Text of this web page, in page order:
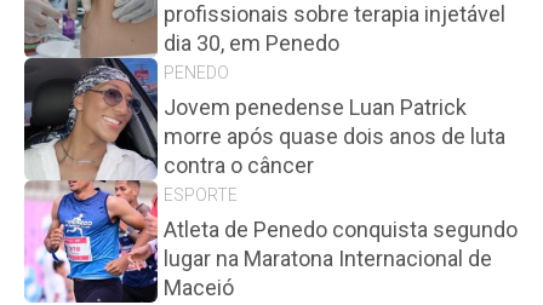
profissionais sobre terapia injetável
dia 30, em Penedo
PENEDO
Jovem penedense Luan Patrick
morre após quase dois anos de luta
contra o câncer
ESPORTE
Atleta de Penedo conquista segundo
lugar na Maratona Internacional de
Maceió